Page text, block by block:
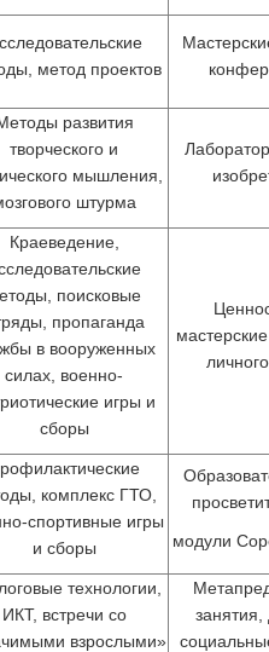
метод проектов
развития
творческого и
мышления,
штурма
Краеведение,
поисковые
пропаганда
в вооруженных
силах, военно-
игры и
сборы
комплекс ГТО,
спортивные игры
и сборы
модули
технологии,
ИКТ, встречи со
взрослыми»